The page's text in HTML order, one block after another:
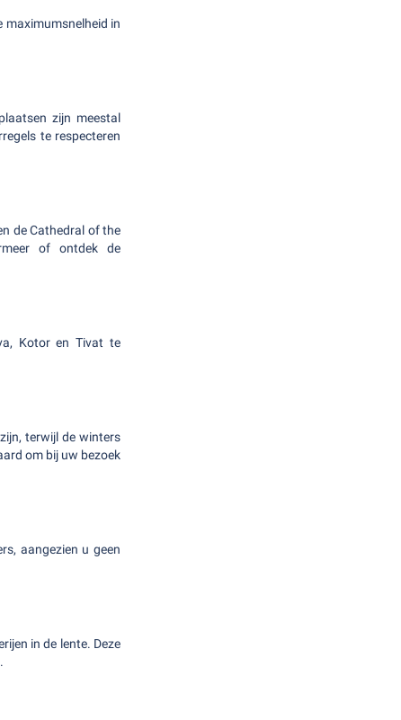
maximumsnelheid in
zijn meestal
te respecteren
de Cathedral of the
of ontdek de
Kotor en Tivat te
terwijl de winters
om bij uw bezoek
aangezien u geen
in de lente. Deze